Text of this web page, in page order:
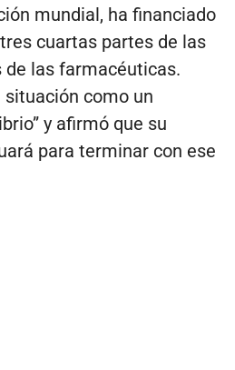
mundial, ha financiado
cuartas partes de las
de las farmacéuticas.
como un
y afirmó que su
para terminar con ese